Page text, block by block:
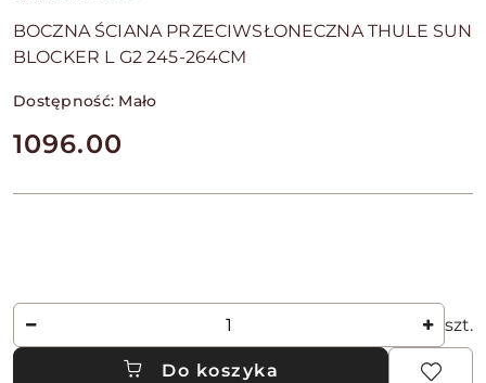
BOCZNA ŚCIANA PRZECIWSŁONECZNA THULE SUN
BLOCKER L G2 245-264CM
Dostępność: Mało
cena:
1096.00
Ilość szt.
Do koszyka